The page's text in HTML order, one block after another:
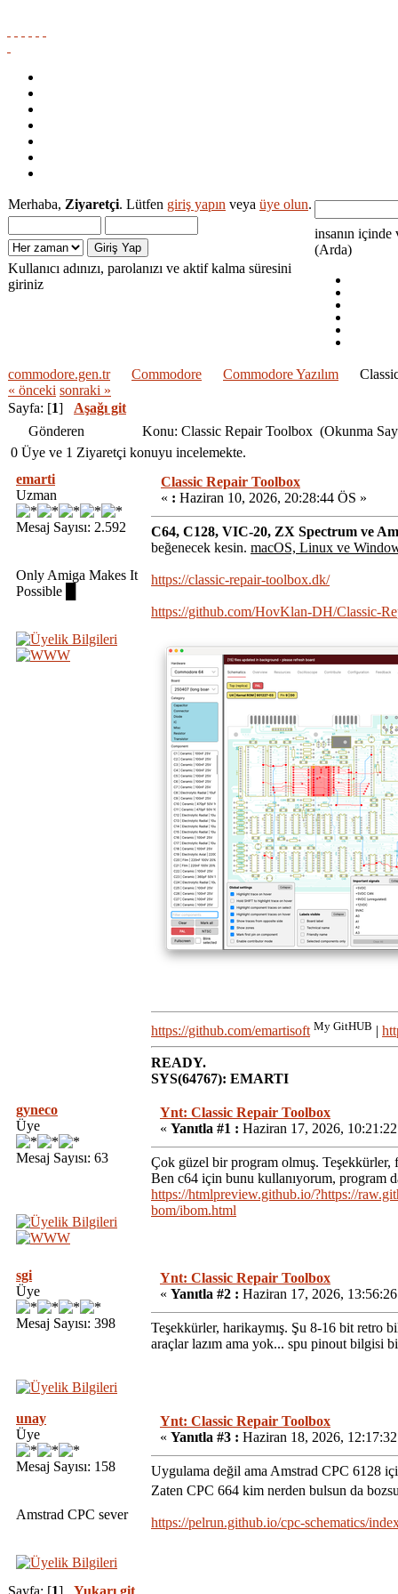
Merhaba, Ziyaretçi. Lütfen giriş yapın veya üye olun.
Kullanıcı adınızı, parolanızı ve aktif kalma süresini
giriniz
insanın içinde
(Arda)
commodore.gen.tr Commodore Commodore Yazılım
« önceki sonraki »
Sayfa: [1] Aşağı git
Gönderen
Konu: Classic Repair Toolbox (Okunma
0 Üye ve 1 Ziyaretçi konuyu incelemekte.
emarti
Uzman
Mesaj Sayısı: 2.592
Only Amiga Makes It
Possible █
Classic Repair Toolbox
« : Haziran 10, 2026, 20:28:44 ÖS »
C64, C128, VIC-20, ZX Spectrum ve
beğenecek kesin. macOS, Linux ve
https://classic-repair-toolbox.dk/
https://github.com/HovKlan-DH/Classic-
https://github.com/emartisoft My GitHUB |
READY.
SYS(64767): EMARTI
gyneco
Üye
Mesaj Sayısı: 63
Ynt: Classic Repair Toolbox
« Yanıtla #1 : Haziran 17, 2026,
Çok güzel bir program olmuş. Teşekkürler,
Ben c64 için bunu kullanıyorum, program
https://htmlpreview.github.io/?https://
bom/ibom.html
sgi
Üye
Mesaj Sayısı: 398
Ynt: Classic Repair Toolbox
« Yanıtla #2 : Haziran 17, 2026,
Teşekkürler, harikaymış. Şu 8-16 bit retro
araçlar lazım ama yok... spu pinout bilgisi
unay
Üye
Mesaj Sayısı: 158
Amstrad CPC sever
Ynt: Classic Repair Toolbox
« Yanıtla #3 : Haziran 18, 2026,
Uygulama değil ama Amstrad CPC 6128
Zaten CPC 664 kim nerden bulsun da
https://pelrun.github.io/cpc-schematics/
Sayfa: [1] Yukarı git